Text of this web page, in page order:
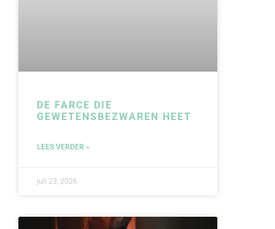
DE FARCE DIE
GEWETENSBEZWAREN HEET
LEES VERDER »
juli 23, 2026